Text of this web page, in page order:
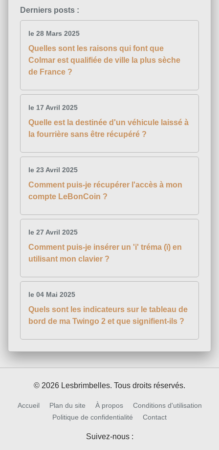
Derniers posts :
le 28 Mars 2025
Quelles sont les raisons qui font que
Colmar est qualifiée de ville la plus sèche
de France ?
le 17 Avril 2025
Quelle est la destinée d'un véhicule laissé à
la fourrière sans être récupéré ?
le 23 Avril 2025
Comment puis-je récupérer l'accès à mon
compte LeBonCoin ?
le 27 Avril 2025
Comment puis-je insérer un 'i' tréma (ï) en
utilisant mon clavier ?
le 04 Mai 2025
Quels sont les indicateurs sur le tableau de
bord de ma Twingo 2 et que signifient-ils ?
© 2026 Lesbrimbelles. Tous droits réservés.
Accueil Plan du site À propos
Conditions d'utilisation
Politique de confidentialité
Contact
Suivez-nous :